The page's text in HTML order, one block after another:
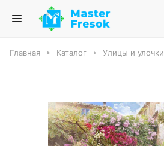
Главная Каталог Улицы и улочки